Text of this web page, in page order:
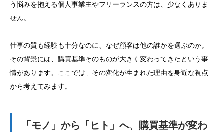
う悩みを抱える個人事業主やフリーランスの方は、少なくありま
せん。
仕事の質も経験も十分なのに、なぜ顧客は他の誰かを選ぶのか。
その背景には、購買基準そのものが大きく変わってきたという事
情があります。ここでは、その変化が生まれた理由を身近な視点
から考えてみます。
「モノ」から「ヒト」へ、購買基準が変わ